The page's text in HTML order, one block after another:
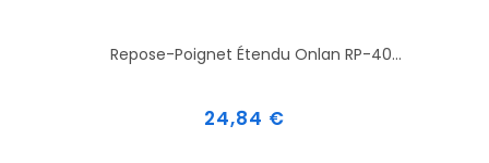
Repose-Poignet Étendu Onlan RP-40...
Prix
24,84 €